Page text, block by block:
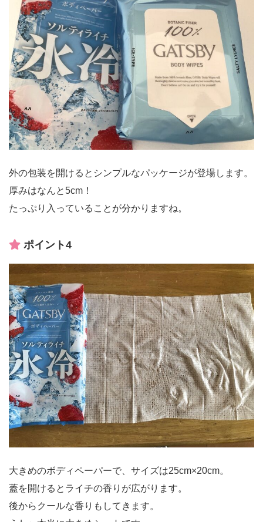
外の包装を開けるとシンプルなパッケージが登場します。
厚みはなんと5cm！
たっぷり入っていることが分かりますね。
ポイント4
大きめのボディペーパーで、サイズは25cm×20cm。
蓋を開けるとライチの香りが広がります。
後からクールな香りもしてきます。